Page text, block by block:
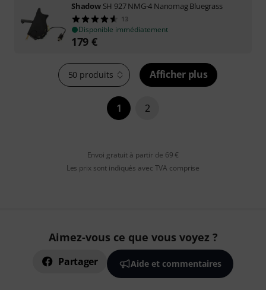
Shadow SH 927 NMG-4 Nanomag Bluegrass
13
Disponible immédiatement
179 €
50 produits Afficher plus
1 2
Envoi gratuit à partir de 69 €
Les prix sont indiqués avec TVA comprise
Aimez-vous ce que vous voyez ?
Partager Aide et commentaires